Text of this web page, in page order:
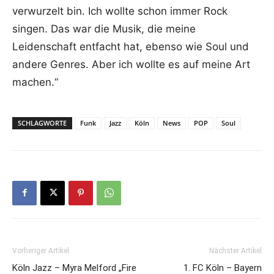
verwurzelt bin. Ich wollte schon immer Rock
singen. Das war die Musik, die meine
Leidenschaft entfacht hat, ebenso wie Soul und
andere Genres. Aber ich wollte es auf meine Art
machen.“
SCHLAGWORTE Funk Jazz Köln News POP Soul
Vorheriger Artikel
Köln Jazz – Myra Melford „Fire
Nächster Artikel
1. FC Köln – Bayern